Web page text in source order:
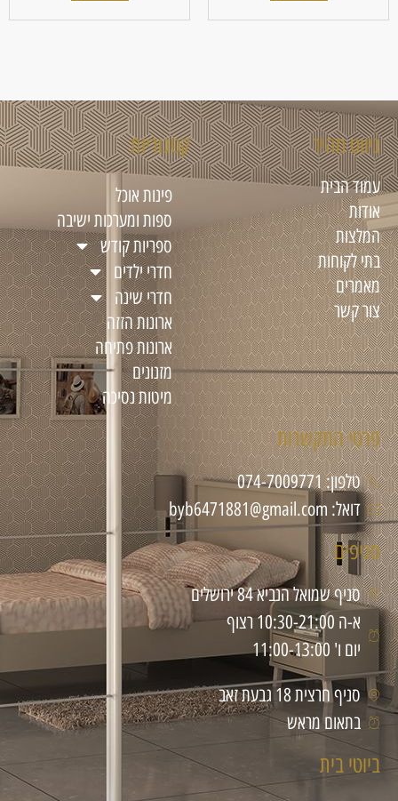
ניווט מהיר
עמוד הבית
אודות
המלצות
בתי לקוחות
מאמרים
צור קשר
קטגוריות
פינות אוכל
ספות ומערכות ישיבה
ספריות קודש
חדרי ילדים
חדרי שינה
ארונות הזזה
ארונות פתיחה
מזנונים
מיטות נסיכה
פרטי התקשרות
טלפון: 074-7009771
דואל: byb6471881@gmail.com
סניפים
סניף שמואל הנביא 84 ירושלים
א-ה 10:30-21:00 רצוף
יום ו' 11:00-13:00
סניף חרצית 18 גבעת זאב
בתאום מראש
ביוטי בית